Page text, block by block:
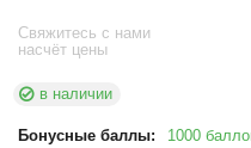
Свяжитесь с нами
насчёт цены
в наличии
Бонусные баллы: 1000